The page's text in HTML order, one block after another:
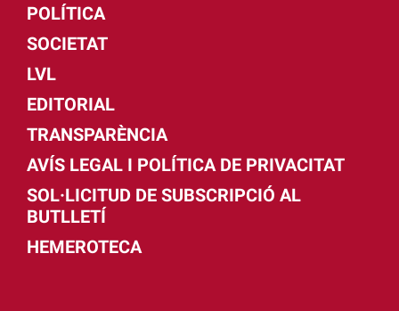
POLÍTICA
SOCIETAT
LVL
EDITORIAL
TRANSPARÈNCIA
AVÍS LEGAL I POLÍTICA DE PRIVACITAT
SOL·LICITUD DE SUBSCRIPCIÓ AL
BUTLLETÍ
HEMEROTECA